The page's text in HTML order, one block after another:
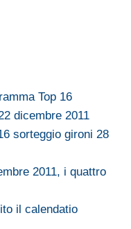
Top 16
dicembre 2011
sorteggio gironi 28
2011, i quattro
il calendatio